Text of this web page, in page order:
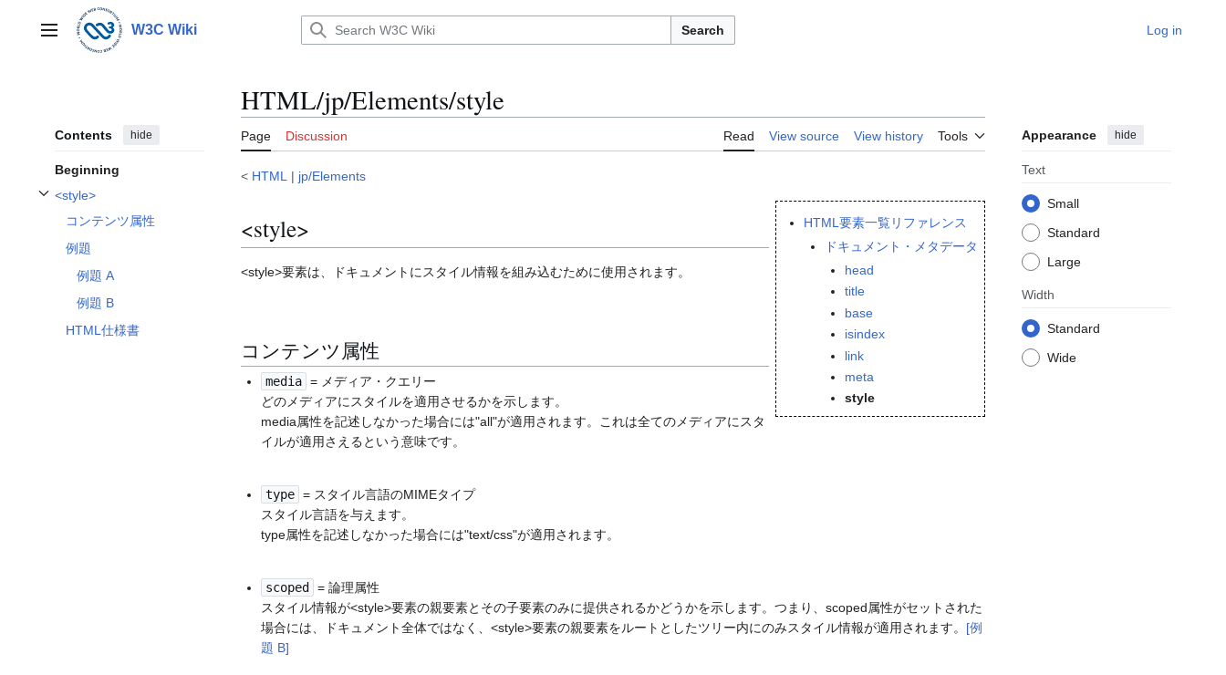
contentMain menu W3C Wiki Search Log in
Contents hide
Beginning
<style>
Toggle <style> subsection
コンテンツ属性
例題
例題 A
例題 B
HTML仕様書
HTML/jp/Elements/style
Page Discussion Read View source View history Tools Appearance hide
Text
Small
Standard
Large
Width
Standard
Wide
< HTML | jp/Elements
HTML要素一覧リファレンス
ドキュメント・メタデータ
head
title
base
isindex
link
meta
style
<style>
<style>要素は、ドキュメントにスタイル情報を組み込むために使用されます。
コンテンツ属性
media = メディア・クエリー
どのメディアにスタイルを適用させるかを示します。
media属性を記述しなかった場合には"all"が適用されます。これは全てのメディアにスタ
イルが適用さえるという意味です。
type = スタイル言語のMIMEタイプ
スタイル言語を与えます。
type属性を記述しなかった場合には"text/css"が適用されます。
scoped
= 論理属性
スタイル情報が<style>要素の親要素とその子要素のみに提供されるかどうかを示します。つまり、scoped属性がセットされた
場合には、ドキュメント全体ではなく、<style>要素の親要素をルートとしたツリー内にのみスタイル情報が適用されます。 [例
題 B]